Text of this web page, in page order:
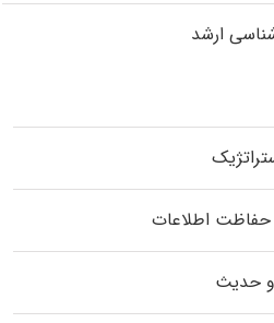
ارشد
حفاظت اطلاعات
و حدیث